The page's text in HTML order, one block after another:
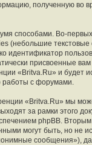
полученную во
способами. Во-
(небольшие
идентификатор
присвоенные
«Britva.Ru» и будет
работы с форумами.
«Britva.Ru» мы
за рамки этого
phpBB.
могут быть, но не
сообщения»),